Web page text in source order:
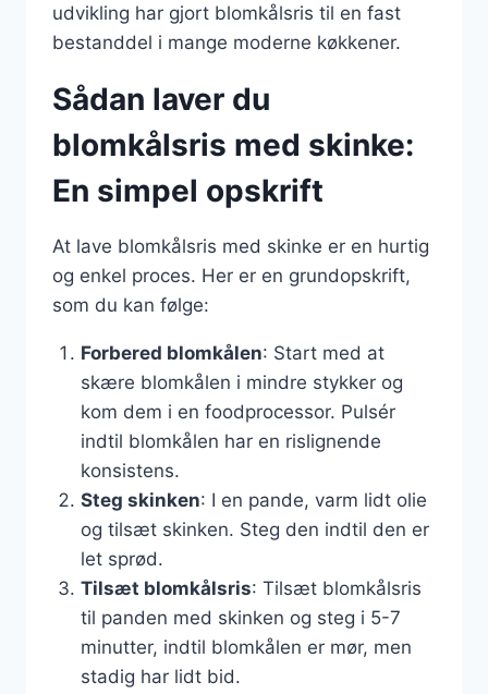
udvikling har gjort blomkålsris til en fast
bestanddel i mange moderne køkkener.
Sådan laver du
blomkålsris med skinke:
En simpel opskrift
At lave blomkålsris med skinke er en hurtig
og enkel proces. Her er en grundopskrift,
som du kan følge:
Forbered blomkålen: Start med at
skære blomkålen i mindre stykker og
kom dem i en foodprocessor. Pulsér
indtil blomkålen har en rislignende
konsistens.
Steg skinken: I en pande, varm lidt olie
og tilsæt skinken. Steg den indtil den er
let sprød.
Tilsæt blomkålsris: Tilsæt blomkålsris
til panden med skinken og steg i 5-7
minutter, indtil blomkålen er mør, men
stadig har lidt bid.